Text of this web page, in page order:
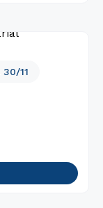
30/11